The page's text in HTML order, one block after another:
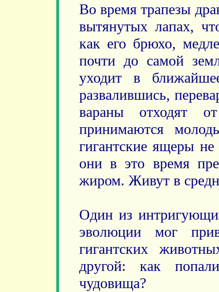
Во время трапезы
вытянутых лапах,
как его брюхо,
почти до самой
уходит в
развалившись,
вараны отходят
принимаются
гигантские ящеры
они в это время
жиром. Живут в
Один из
эволюции мог
гигантских
другой: как
чудовища?